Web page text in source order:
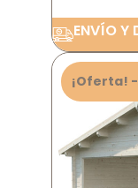
ENVÍO Y
¡Oferta!